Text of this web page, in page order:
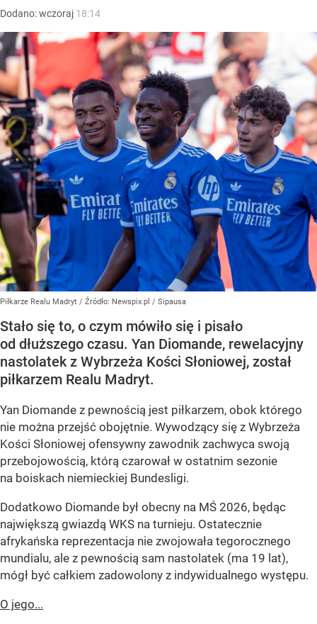
Dodano:wczoraj 18:14
Piłkarze Realu Madryt / Źródło: Newspix.pl / Sipausa
Stało się to, o czym mówiło się i pisało
od dłuższego czasu. Yan Diomande, rewelacyjny
nastolatek z Wybrzeża Kości Słoniowej, został
piłkarzem Realu Madryt.
Yan Diomande z pewnością jest piłkarzem, obok którego
nie można przejść obojętnie. Wywodzący się z Wybrzeża
Kości Słoniowej ofensywny zawodnik zachwyca swoją
przebojowością, którą czarował w ostatnim sezonie
na boiskach niemieckiej Bundesligi.
Dodatkowo Diomande był obecny na MŚ 2026, będąc
największą gwiazdą WKS na turnieju. Ostatecznie
afrykańska reprezentacja nie zwojowała tegorocznego
mundialu, ale z pewnością sam nastolatek (ma 19 lat),
mógł być całkiem zadowolony z indywidualnego występu.
O jego...